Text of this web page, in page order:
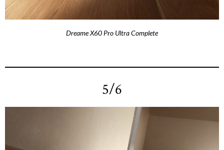
Dreame X60 Pro Ultra Complete
5/6